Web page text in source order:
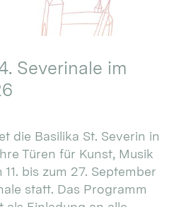
Severinale im
die Basilika St. Severin in
Türen für Kunst, Musik
bis zum 27. September
statt. Das Programm